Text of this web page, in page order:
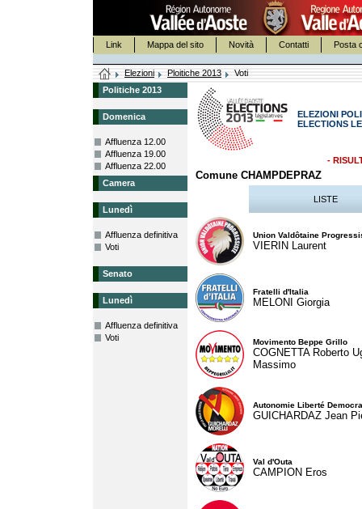
Link Mappa del sito Novità Contatti Posta
Elezioni Ploitiche 2013
Voti
Politiche 2013
Domenica
Affluenza 12.00
Affluenza 19.00
Affluenza 22.00
Camera
Lunedì
Affluenza definitiva
Voti
Senato
Lunedì
Affluenza definitiva
Voti
ELEZIONI
ELECTIONS
-
Comune CHAMPDEPRAZ
LISTE
Union Valdôtaine
VIERIN Laurent
Fratelli d'Italia
MELONI Giorgia
Movimento Beppe Grillo
COGNETTA Roberto
Massimo
Autonomie Liberté
GUICHARDAZ Jean
Val d'Outa
CAMPION Eros